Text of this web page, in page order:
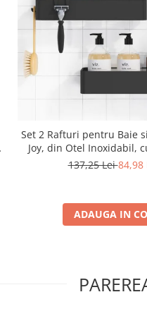
Set 2 Rafturi pentru Baie
Joy, din Otel Inoxidabil,
Usoara si fara Gaurire, 32
137,25 Lei84,98
ADAUGA IN